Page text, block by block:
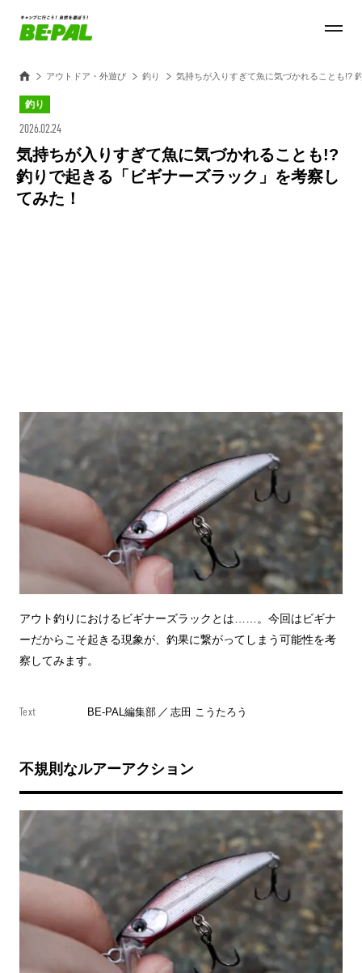
アウトドア・外遊び 釣り 気持ちが入りすぎて魚に気づかれることも!?
釣り
2026.02.24
気持ちが入りすぎて魚に気づかれることも!?
釣りで起きる「ビギナーズラック」を考察し
てみた！
アウト釣りにおけるビギナーズラックとは……。今回はビギナ
ーだからこそ起きる現象が、釣果に繋がってしまう可能性を考
察してみます。
Text BE-PAL編集部 ／ 志田 こうたろう
不規則なルアーアクション